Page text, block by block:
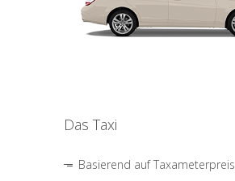
Das Taxi
Basierend auf Taxameterpreis